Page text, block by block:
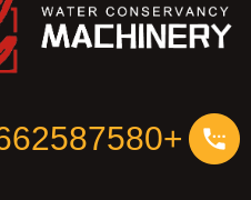
+86-15662587580